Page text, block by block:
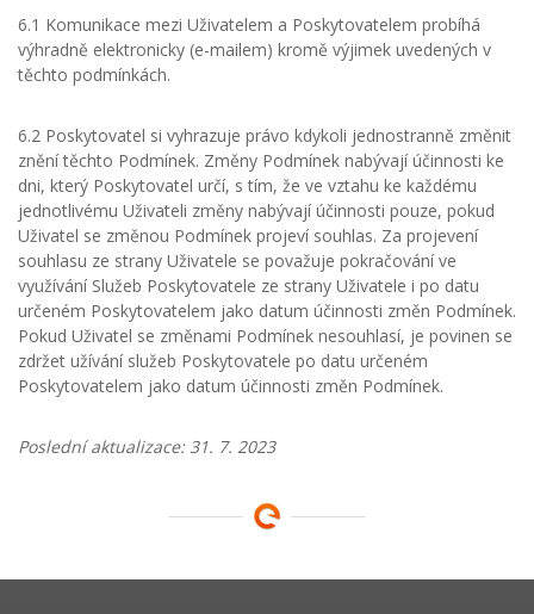
6.1 Komunikace mezi Uživatelem a Poskytovatelem probíhá
výhradně elektronicky (e-mailem) kromě výjimek uvedených v
těchto podmínkách.
6.2 Poskytovatel si vyhrazuje právo kdykoli jednostranně změnit
znění těchto Podmínek. Změny Podmínek nabývají účinnosti ke
dni, který Poskytovatel určí, s tím, že ve vztahu ke každému
jednotlivému Uživateli změny nabývají účinnosti pouze, pokud
Uživatel se změnou Podmínek projeví souhlas. Za projevení
souhlasu ze strany Uživatele se považuje pokračování ve
využívání Služeb Poskytovatele ze strany Uživatele i po datu
určeném Poskytovatelem jako datum účinnosti změn Podmínek.
Pokud Uživatel se změnami Podmínek nesouhlasí, je povinen se
zdržet užívání služeb Poskytovatele po datu určeném
Poskytovatelem jako datum účinnosti změn Podmínek.
Poslední aktualizace: 31. 7. 2023